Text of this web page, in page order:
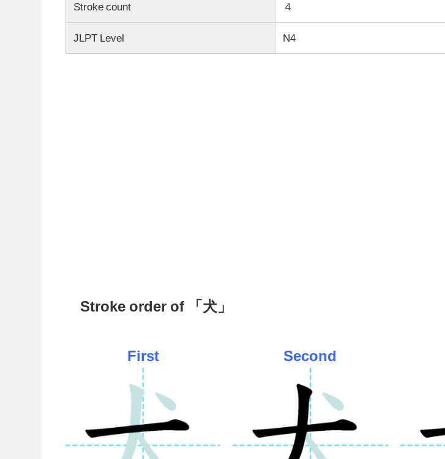
Stroke count ４
JLPT Level N4
Stroke order of 「犬」
First Second